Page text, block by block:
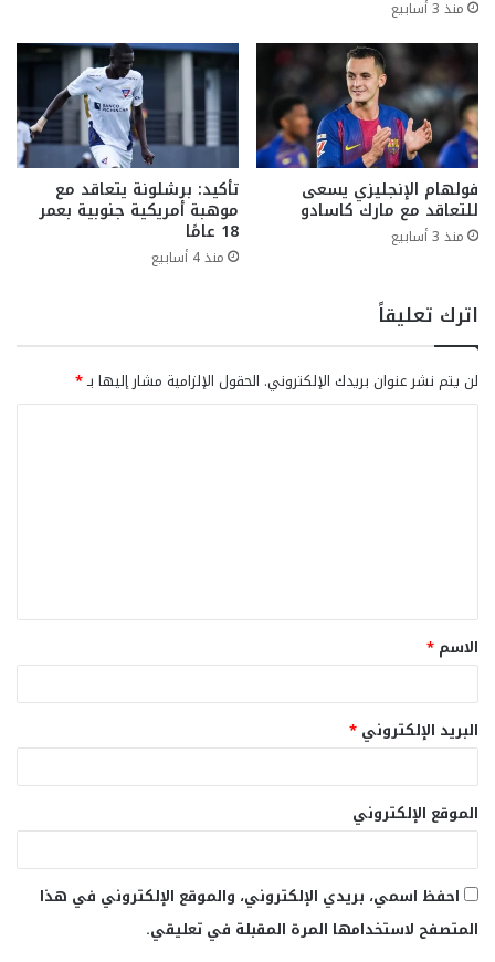
منذ 3 أسابيع
فولهام الإنجليزي يسعى
للتعاقد مع مارك كاسادو
منذ 3 أسابيع
تأكيد: برشلونة يتعاقد مع
موهبة أمريكية جنوبية بعمر
18 عامًا
منذ 4 أسابيع
اترك تعليقاً
لن يتم نشر عنوان بريدك الإلكتروني. الحقول الإلزامية مشار إليها بـ*
ق
*
الاسم *
البريد الإلكتروني *
الموقع الإلكتروني
احفظ اسمي، بريدي الإلكتروني، والموقع الإلكتروني في هذا
المتصفح لاستخدامها المرة المقبلة في تعليقي.